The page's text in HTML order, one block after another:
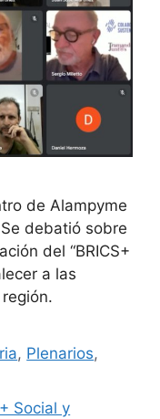
de Alampyme
debatió sobre
del “BRICS+
a las
, Plenarios,
Social y